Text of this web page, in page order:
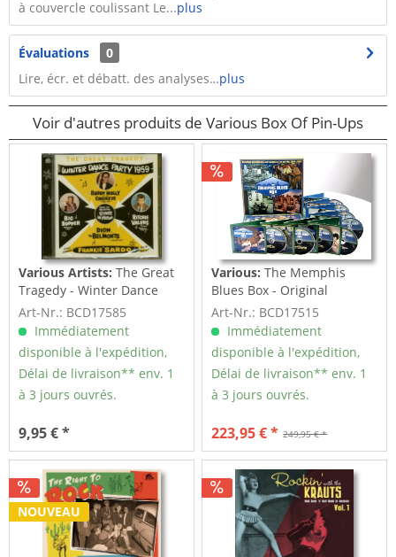
à couvercle coulissant Le...plus
Évaluations
0
Lire, écr. et débatt. des analyses…plus
Voir d'autres produits de Various Box Of Pin-Ups
Various Artists:The Great
Tragedy - Winter Dance
Party 1959 (CD)
Art-Nr.: BCD17585
Immédiatement
disponible à l'expédition,
Délai de livraison** env. 1
à 3 jours ouvrés.
9,95 € *
Various:The Memphis
Blues Box - Original
Recordings...
Art-Nr.: BCD17515
Immédiatement
disponible à l'expédition,
Délai de livraison** env. 1
à 3 jours ouvrés.
249,95 € *
223,95 € *
NOUVEAU